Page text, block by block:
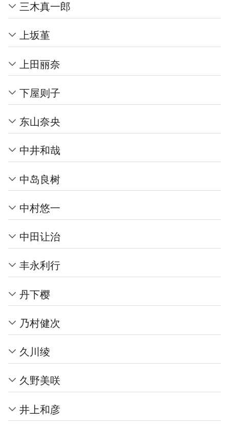
三木真一郎
上坂堇
上田丽奈
下屋则子
东山奈央
中井和哉
中岛良树
中村悠一
中田让治
丰永利行
丹下樱
乃村健次
久川绫
久野美咲
井上和彦